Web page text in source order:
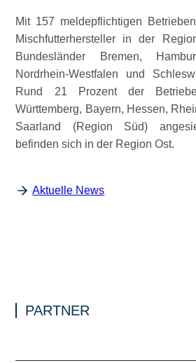
Mit 157 meldepflichtigen
Mischfutterhersteller in der
Bundesländer Bremen,
Nordrhein-Westfalen und
Rund 21 Prozent der
Württemberg, Bayern, Hessen,
Saarland (Region Süd)
befinden sich in der Region Ost.
Aktuelle News
PARTNER